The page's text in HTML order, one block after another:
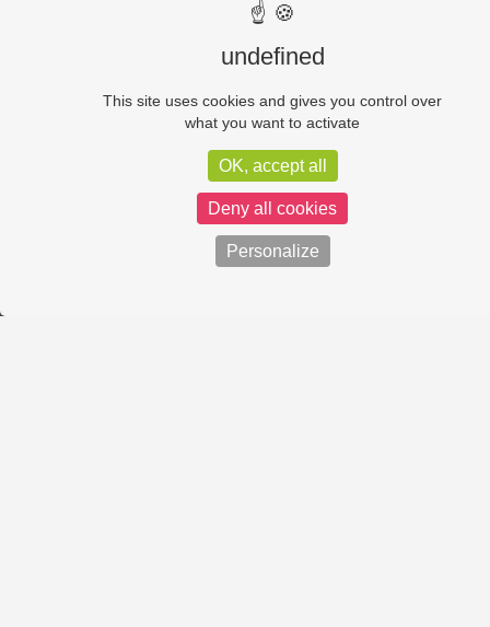
☝ 🍪
undefined
This site uses cookies and gives you control over
what you want to activate
OK, accept all
Deny all cookies
Personalize